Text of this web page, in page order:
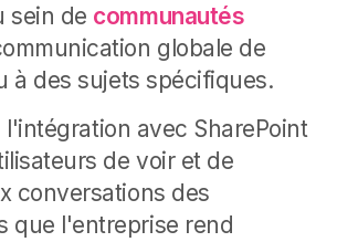
sein de communautés
globale de
à des sujets spécifiques.
l'intégration avec SharePoint
de voir et de
conversations des
que l'entreprise rend